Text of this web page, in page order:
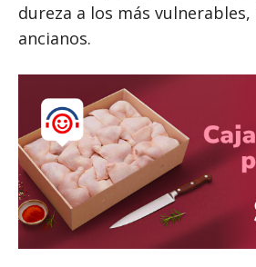
dureza a los más
ancianos.